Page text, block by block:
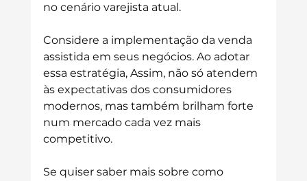
no cenário varejista atual.
Considere a implementação da venda
assistida em seus negócios. Ao adotar
essa estratégia, Assim, não só atendem
às expectativas dos consumidores
modernos, mas também brilham forte
num mercado cada vez mais
competitivo.
Se quiser saber mais sobre como